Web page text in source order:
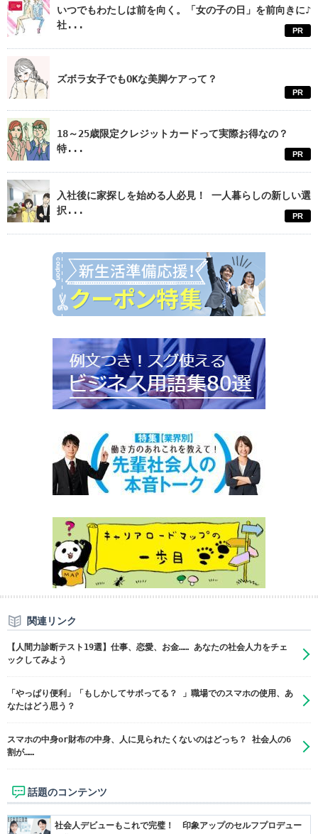
いつでもわたしは前を向く。「女の子の日」を前向きに♪
社...
PR
ズボラ女子でもOKな美脚ケアって？
PR
18～25歳限定クレジットカードって実際お得なの？
特...
PR
入社後に家探しを始める人必見！ 一人暮らしの新しい選
択...
PR
関連リンク
【人間力診断テスト19選】仕事、恋愛、お金…… あなたの社会人力をチェ
ックしてみよう
「やっぱり便利」「もしかしてサボってる？ 」職場でのスマホの使用、あ
なたはどう思う？
スマホの中身or財布の中身、人に見られたくないのはどっち？ 社会人の6
割が……
話題のコンテンツ
社会人デビューもこれで完璧！ 印象アップのセルフプロデュー